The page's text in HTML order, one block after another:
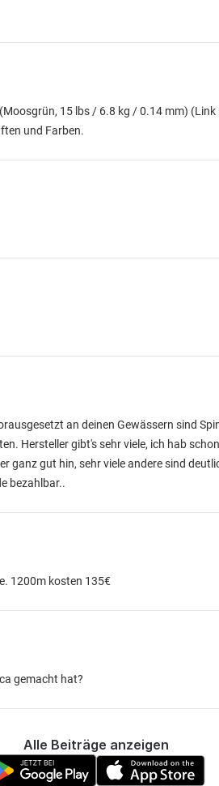
15 lbs / 6.8 kg / 0.14 mm) (Link
und Farben.
an deinen Gewässern sind
Hersteller gibt's sehr viele, ich hab
ganz gut hin, sehr viele andere sind
bezahlbar..
1200m kosten 135€
gemacht hat?
Alle Beiträge anzeigen